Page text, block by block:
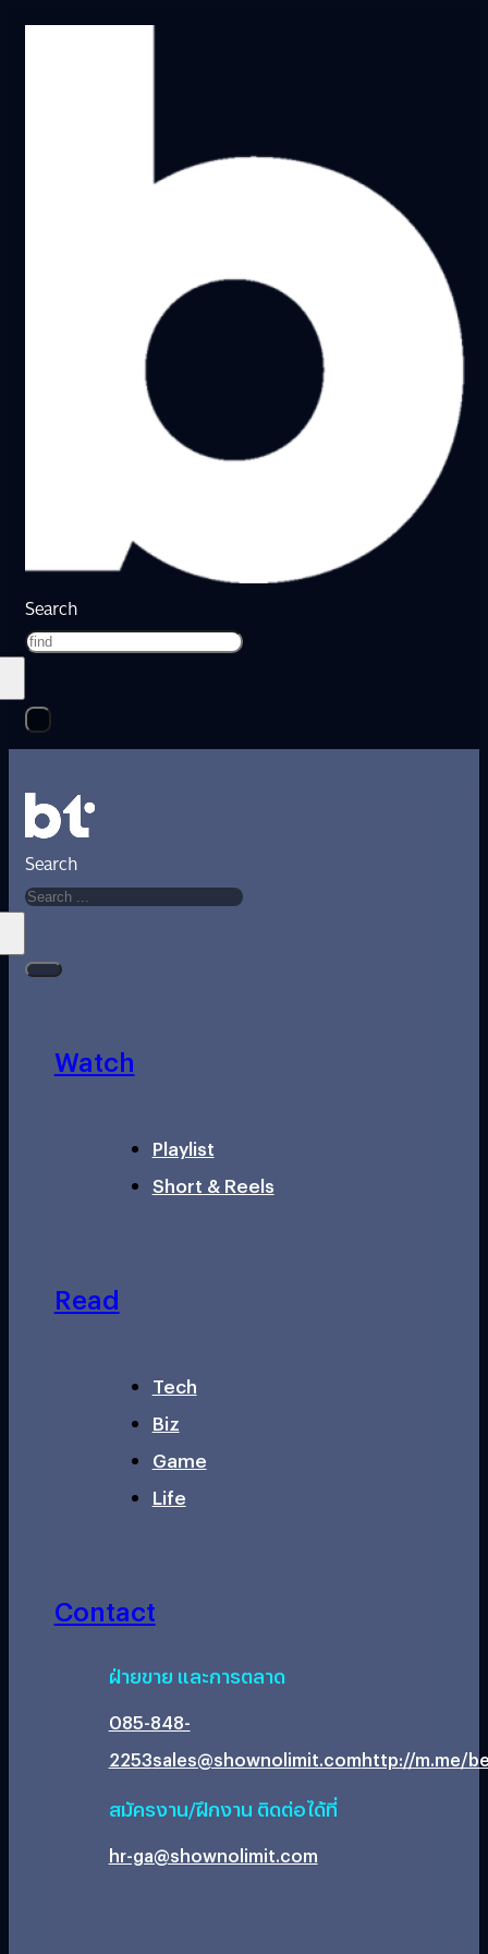
Search
Search
Watch
Playlist
Short & Reels
Read
Tech
Biz
Game
Life
Contact
ฝ่ายขาย และการตลาด
085-848-
2253sales@shownolimit.comhttp://m.me/
สมัครงาน/ฝึกงาน ติดต่อได้ที่
hr-ga@shownolimit.com